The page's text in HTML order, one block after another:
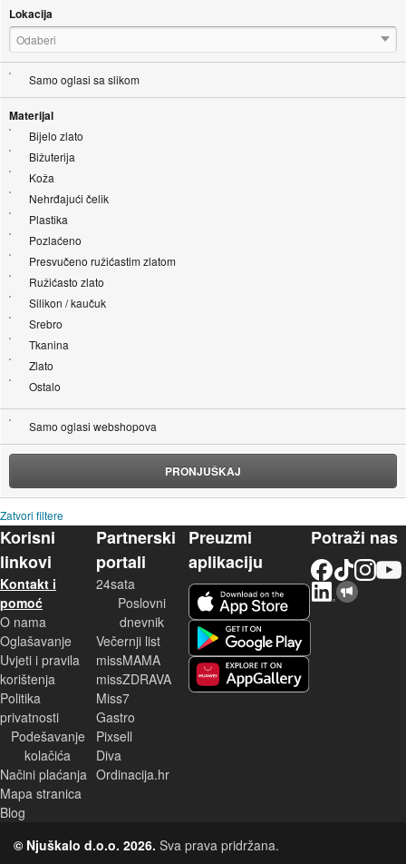
Lokacija
Odaberi
Samo oglasi sa slikom
Materijal
Bijelo zlato
Bižuterija
Koža
Nehrđajući čelik
Plastika
Pozlaćeno
Presvučeno ružićastim zlatom
Ružićasto zlato
Silikon / kaučuk
Srebro
Tkanina
Zlato
Ostalo
Samo oglasi webshopova
PRONJUŠKAJ
Zatvori filtere
Korisni
linkovi
Kontakt i
pomoć
O nama
Oglašavanje
Uvjeti i pravila
korištenja
Politika
privatnosti
Podešavanje
kolačića
Načini plaćanja
Mapa stranica
Blog
Partnerski
portali
24sata
Poslovni
dnevnik
Večernji list
missMAMA
missZDRAVA
Miss7
Gastro
Pixsell
Diva
Ordinacija.hr
Preuzmi
aplikaciju
Potraži nas
© Njuškalo d.o.o. 2026. Sva prava pridržana.